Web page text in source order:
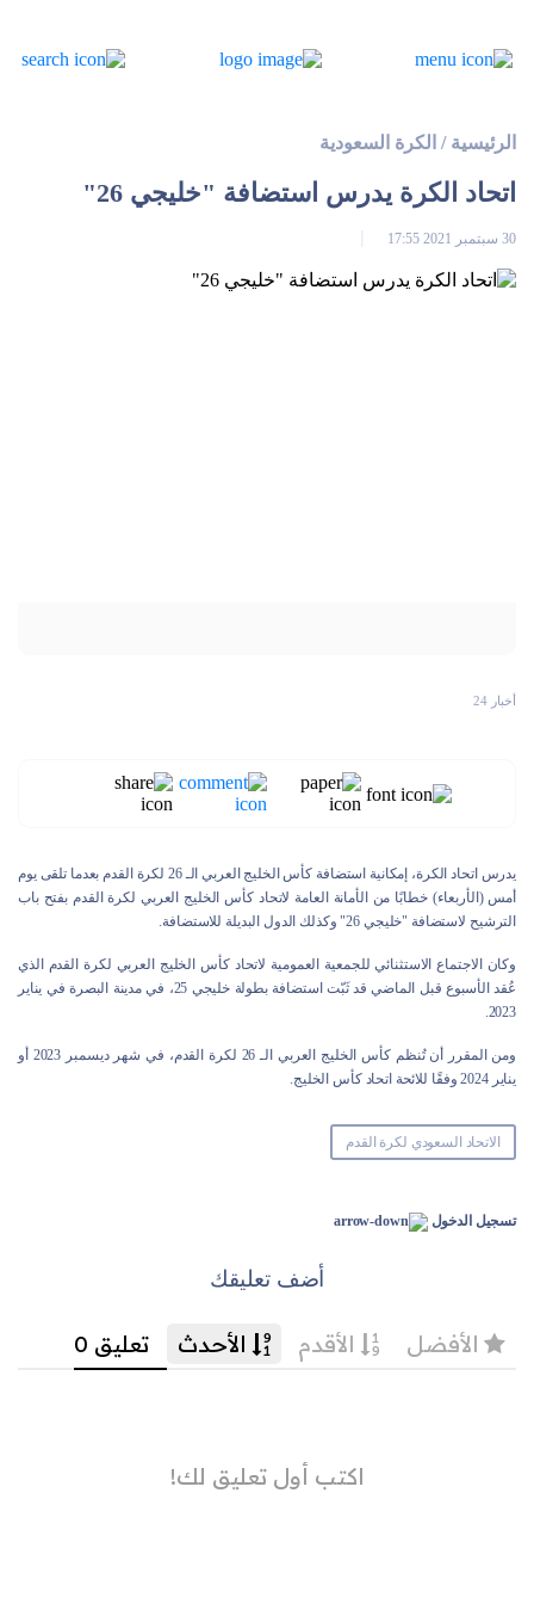
الرئيسية / الكرة السعودية
اتحاد الكرة يدرس استضافة "خليجي 26"
30 سبتمبر 2021 17:55
أخبار 24
يدرس اتحاد الكرة، إمكانية استضافة كأس الخليج العربي الـ 26 لكرة القدم بعدما تلقى يوم
أمس (الأربعاء) خطابًا من الأمانة العامة لاتحاد كأس الخليج العربي لكرة القدم بفتح باب
الترشيح لاستضافة "خليجي 26" وكذلك الدول البديلة للاستضافة.
وكان الاجتماع الاستثنائي للجمعية العمومية لاتحاد كأس الخليج العربي لكرة القدم الذي
عُقد الأسبوع قبل الماضي قد ثَبّت استضافة بطولة خليجي 25، في مدينة البصرة في يناير
2023.
ومن المقرر أن تُنظم كأس الخليج العربي الـ 26 لكرة القدم، في شهر ديسمبر 2023 أو
يناير 2024 وفقًا للائحة اتحاد كأس الخليج.
الاتحاد السعودي لكرة القدم
تسجيل الدخول
أضف تعليقك